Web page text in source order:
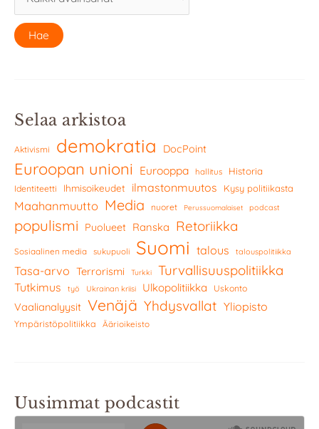
Selaa arkistoa
Aktivismi demokratia DocPoint
Euroopan unioni Eurooppa hallitus Historia
Identiteetti Ihmisoikeudet ilmastonmuutos Kysy politiikasta
Maahanmuutto Media nuoret Perussuomalaiset podcast
populismi Puolueet Ranska Retoriikka
Sosiaalinen media sukupuoli Suomi talous talouspolitiikka
Tasa-arvo Terrorismi Turkki Turvallisuuspolitiikka
Tutkimus työ Ukrainan kriisi Ulkopolitiikka Uskonto
Vaalianalyysit Venäjä Yhdysvallat Yliopisto
Ympäristöpolitiikka Äärioikeisto
Uusimmat podcastit